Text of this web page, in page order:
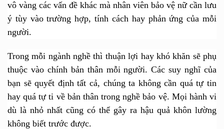
vô vàng các vấn đề khác mà nhân viên bảo vệ nữ cần lưu
ý tùy vào trường hợp, tính cách hay phản ứng của mỗi
người.
Trong mỗi ngành nghề thì thuận lợi hay khó khăn sẽ phụ
thuộc vào chính bản thân mỗi người. Các suy nghĩ của
bạn sẽ quyết định tất cả, chúng ta không cần quá tự tin
hay quá tự ti về bản thân trong nghề bảo vệ. Mọi hành vi
dù là nhỏ nhất cũng có thể gây ra hậu quả khôn lường
không biết trước được.